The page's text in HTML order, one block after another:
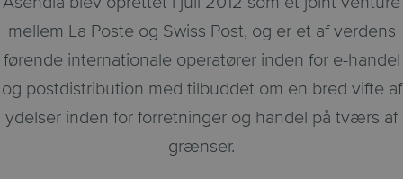
mellem La Poste og Swiss Post, og er et af verdens
førende internationale operatører inden for e-handel
og postdistribution med tilbuddet om en bred vifte af
ydelser inden for forretninger og handel på tværs af
grænser.